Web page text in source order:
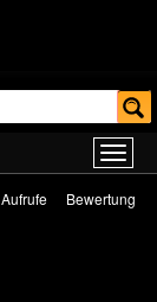
Aufrufe Bewertung